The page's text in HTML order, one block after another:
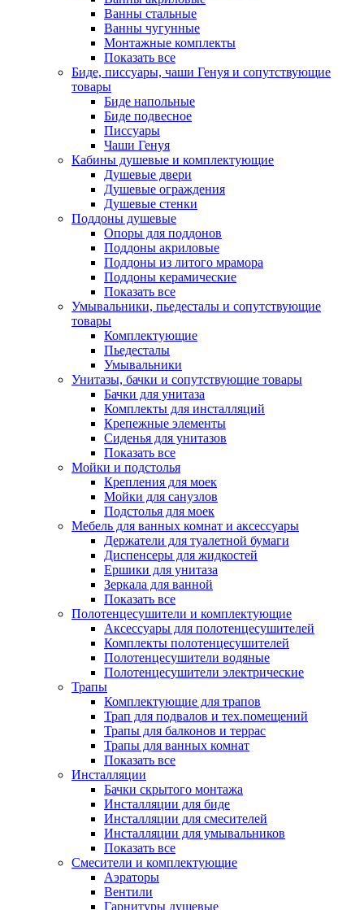
Ванны стальные
Ванны чугунные
Монтажные комплекты
Показать все
Биде, писсуары, чаши Генуя и сопутствующие
товары
Биде напольные
Биде подвесное
Писсуары
Чаши Генуя
Кабины душевые и комплектующие
Душевые двери
Душевые ограждения
Душевые стенки
Поддоны душевые
Опоры для поддонов
Поддоны акриловые
Поддоны из литого мрамора
Поддоны керамические
Показать все
Умывальники, пьедесталы и сопутствующие
товары
Комплектующие
Пьедесталы
Умывальники
Унитазы, бачки и сопутствующие товары
Бачки для унитаза
Комплекты для инсталляций
Крепежные элементы
Сиденья для унитазов
Показать все
Мойки и подстолья
Крепления для моек
Мойки для санузлов
Подстолья для моек
Мебель для ванных комнат и аксессуары
Держатели для туалетной бумаги
Диспенсеры для жидкостей
Ершики для унитаза
Зеркала для ванной
Показать все
Полотенцесушители и комплектующие
Аксессуары для полотенцесушителей
Комплекты полотенцесушителей
Полотенцесушители водяные
Полотенцесушители электрические
Трапы
Комплектующие для трапов
Трап для подвалов и тех.помещений
Трапы для балконов и террас
Трапы для ванных комнат
Показать все
Инсталляции
Бачки скрытого монтажа
Инсталляции для биде
Инсталляции для смесителей
Инсталляции для умывальников
Показать все
Смесители и комплектующие
Аэраторы
Вентили
Гарнитуры душевые